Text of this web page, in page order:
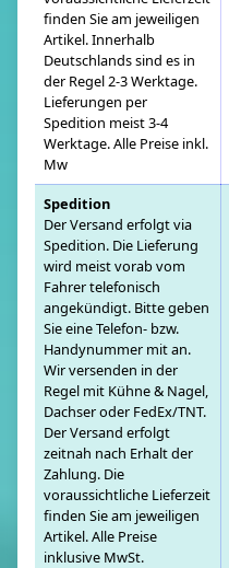
finden Sie am jeweiligen
Artikel. Innerhalb
Deutschlands sind es in
der Regel 2-3 Werktage.
Lieferungen per
Spedition meist 3-4
Werktage. Alle Preise inkl.
Mw
Spedition
Der Versand erfolgt via
Spedition. Die Lieferung
wird meist vorab vom
Fahrer telefonisch
angekündigt. Bitte geben
Sie eine Telefon- bzw.
Handynummer mit an.
Wir versenden in der
Regel mit Kühne & Nagel,
Dachser oder FedEx/TNT.
Der Versand erfolgt
zeitnah nach Erhalt der
Zahlung. Die
voraussichtliche Lieferzeit
finden Sie am jeweiligen
Artikel. Alle Preise
inklusive MwSt.